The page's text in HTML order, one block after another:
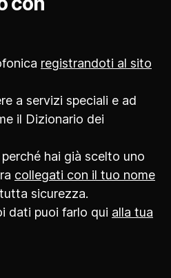
registrandoti al sito
a servizi speciali e ad
il Dizionario dei
hai già scelto uno
collegati con il tuo nome
sicurezza.
dati puoi farlo qui alla tua